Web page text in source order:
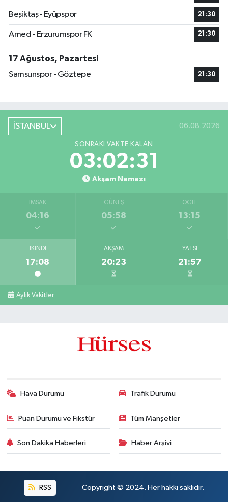
Beşiktaş - Eyüpspor 21:30
Amed - Erzurumspor FK 21:30
17 Ağustos, Pazartesi
Samsunspor - Göztepe
21:30
İSTANBUL 06.08.2026
SONRAKI VAKTE KALAN
03:02:30
Akşam Namazı
İMSAK
04:16
GÜNEŞ
05:58
ÖĞLE
13:15
İKINDI
17:08
AKŞAM
20:23
YATSI
21:57
Aylık Vakitler
Hava Durumu Trafik Durumu
Puan Durumu ve Fikstür Tüm Manşetler
Son Dakika Haberleri Haber Arşivi
RSS Copyright © 2024. Her hakkı saklıdır.